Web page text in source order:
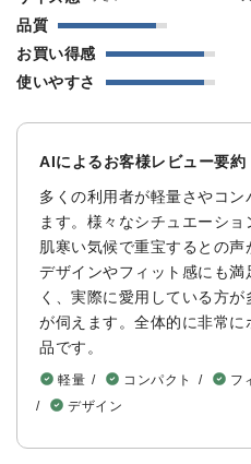
品質
お買い得感
使いやすさ
AIによるお客様レビュー要約
多くの利用者が軽量さやコ
ます。様々なシチュエーシ
肌寒い気候で重宝するとの声
デザインやフィット感にも
く、実際に愛用している方
が伺えます。全体的に非常
品です。
軽量 コンパクト フ
デザイン